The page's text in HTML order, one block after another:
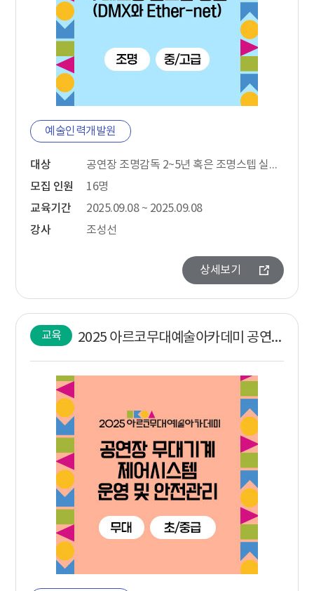
예술인력개발원
대상
공연장 조명감독 2~5년 혹은 조명스텝 실무경력 5~8년 경력자
모집 인원
16명
교육기간
2025.09.08 ~ 2025.09.08
강사
조성선
상세보기
교육 2025 아르코무대예술아카데미 공연장 무대기계 제어시스템 운영 및 안전관리 무대 (초/중급)